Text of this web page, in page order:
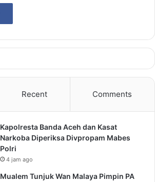
Recent Comments
Kapolresta Banda Aceh dan Kasat
Narkoba Diperiksa Divpropam Mabes
Polri
4 jam ago
Mualem Tunjuk Wan Malaya Pimpin PA